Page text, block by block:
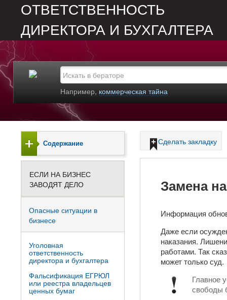
ОТВЕТСТВЕННОСТЬ
ДИРЕКТОРА И БУХГАЛТЕРА
Например, коммерческая тайна
Сделать закладку
Замена
Информация
Даже если
наказания.
работами. Так
может только суд.
Главное
свободы
Содержание
ЕСЛИ НА БИЗНЕС
ЗАВОДЯТ ДЕЛО
Опасные ситуации в
бизнесе
Уголовная
ответственность
директора и бухгалтера
Фальсификация ЕГРЮЛ
или реестра владельцев
ценных бумаг